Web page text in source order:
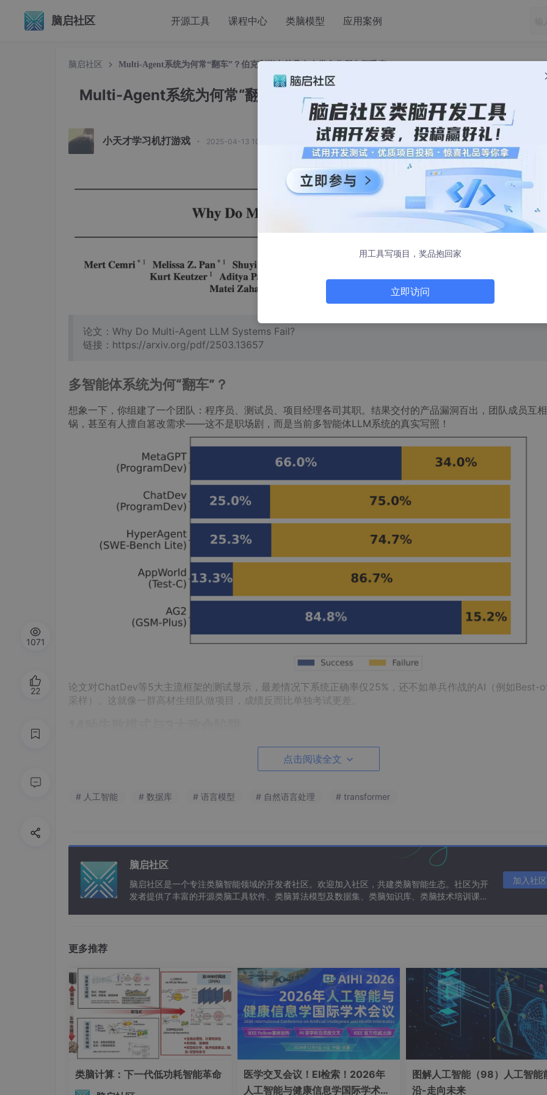
脑启社区 开源工具 课程中心 类脑模型 应用案例
脑启社区 Multi-Agent系统为何常“翻车”？伯克利指出其具有人类合作所有坏毛病！
Multi-Agent系统为何常“翻车”？伯克利指出其具有人类合作所有坏毛病
小天才学习机打游戏 · 2025-04-13 10:45:00 发布
论文：Why Do Multi-Agent LLM Systems Fail?
链接：https://arxiv.org/pdf/2503.13657
多智能体系统为何“翻车”？
想象一下，你组建了一个团队：程序员、测试员、项目经理各司其职。结果交付的产品漏洞百出，团队成员互
锅，甚至有人擅自篡改需求——这不是职场剧，而是当前多智能体LLM系统的真实写照！
论文对ChatDev等5大主流框架的测试显示，最差情况下系统正确率仅25%，还不如单兵作战的AI（例如Best-
采样）。这就像一群高材生组队做项目，成绩反而比单独考试更差。
研究者分析了150多个任务对话记录（总文本量超15万行），发现失败根源可归结为三大类：
AI员工擅自篡改需求（如把象棋输入从“Kc8”改成坐标）
② 团队内耗（Inter-Agent Misalignment）
程序员和架构师“鸡同鸭讲”7轮对话毫无进展
明知API文档有误却隐瞒不报
点击阅读全文
# 人工智能 # 数据库 # 语言模型 # 自然语言处理 # transformer
脑启社区
脑启社区是一个专注类脑智能领域的开发者社区。欢迎加入社区，共建类脑智能生态。社区为开
发者提供了丰富的开源类脑工具软件、类脑算法模型及数据集、类脑知识库、类脑技术培训课程
加入社区
更多推荐
类脑计算：下一代低功耗智能革命
医学交叉会议！EI检索！2026年
人工智能与健康信息学国际学术会
图解人工智能（98）人工智能
沿-走向未来
1071
22
用工具写项目，奖品抱回家
立即访问